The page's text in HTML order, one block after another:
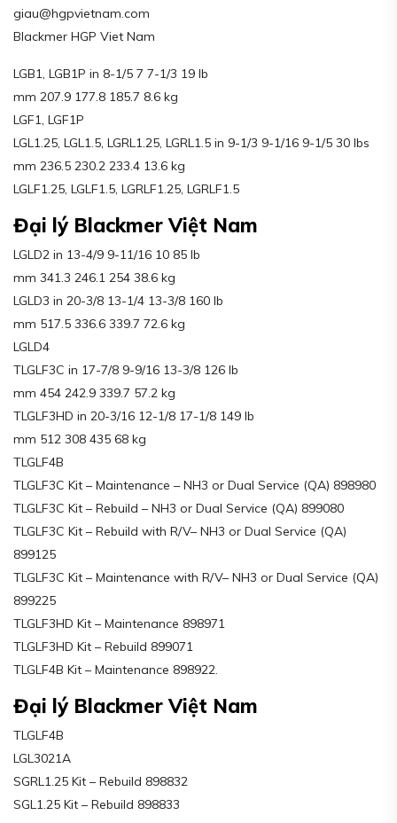
giau@hgpvietnam.com
Blackmer HGP Viet Nam
LGB1, LGB1P in 8-1/5 7 7-1/3 19 lb
mm 207.9 177.8 185.7 8.6 kg
LGF1, LGF1P
LGL1.25, LGL1.5, LGRL1.25, LGRL1.5 in 9-1/3 9-1/16 9-1/5 30 lbs
mm 236.5 230.2 233.4 13.6 kg
LGLF1.25, LGLF1.5, LGRLF1.25, LGRLF1.5
Đại lý Blackmer Việt Nam
LGLD2 in 13-4/9 9-11/16 10 85 lb
mm 341.3 246.1 254 38.6 kg
LGLD3 in 20-3/8 13-1/4 13-3/8 160 lb
mm 517.5 336.6 339.7 72.6 kg
LGLD4
TLGLF3C in 17-7/8 9-9/16 13-3/8 126 lb
mm 454 242.9 339.7 57.2 kg
TLGLF3HD in 20-3/16 12-1/8 17-1/8 149 lb
mm 512 308 435 68 kg
TLGLF4B
TLGLF3C Kit – Maintenance – NH3 or Dual Service (QA) 898980
TLGLF3C Kit – Rebuild – NH3 or Dual Service (QA) 899080
TLGLF3C Kit – Rebuild with R/V– NH3 or Dual Service (QA)
899125
TLGLF3C Kit – Maintenance with R/V– NH3 or Dual Service (QA)
899225
TLGLF3HD Kit – Maintenance 898971
TLGLF3HD Kit – Rebuild 899071
TLGLF4B Kit – Maintenance 898922.
Đại lý Blackmer Việt Nam
TLGLF4B
LGL3021A
SGRL1.25 Kit – Rebuild 898832
SGL1.25 Kit – Rebuild 898833